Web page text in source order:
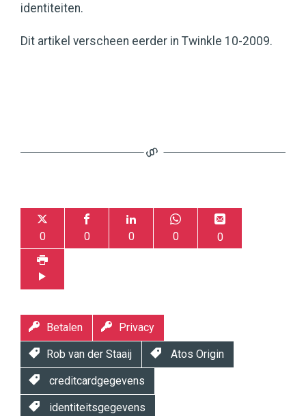
identiteiten.
Dit artikel verscheen eerder in Twinkle 10-2009.
0 0 0 0 0
Betalen Privacy
Rob van der Staaij Atos Origin
creditcardgegevens
identiteitsgegevens